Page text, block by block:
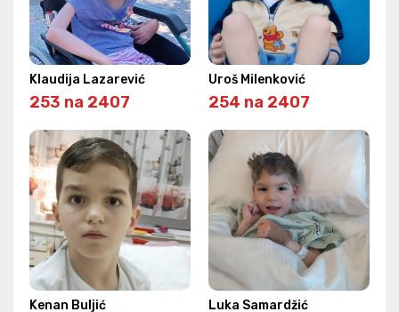
Klaudija Lazarević
253 na 2407
Uroš Milenković
254 na 2407
Kenan Buljić Luka Samardžić